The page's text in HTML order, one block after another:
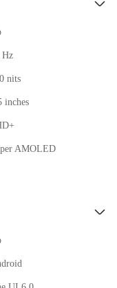
Hz
nits
inches
AMOLED